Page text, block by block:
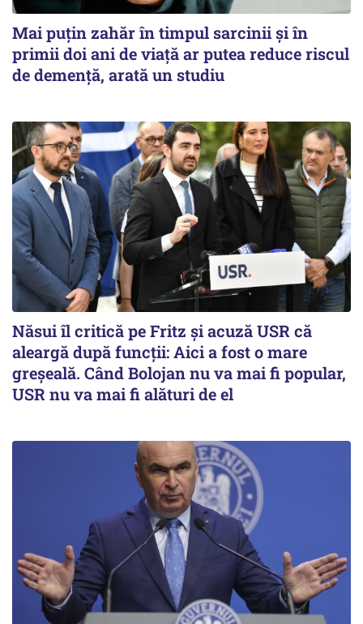
Mai puțin zahăr în timpul sarcinii și în
primii doi ani de viață ar putea reduce riscul
de demență, arată un studiu
Năsui îl critică pe Fritz și acuză USR că
aleargă după funcții: Aici a fost o mare
greșeală. Când Bolojan nu va mai fi popular,
USR nu va mai fi alături de el